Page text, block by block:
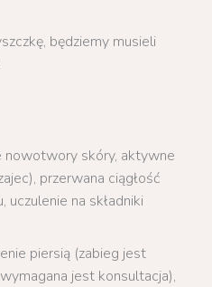
będziemy musieli
skóry, aktywne
przerwana ciągłość
uczulenie na składniki
piersią (zabieg jest
jest konsultacja),